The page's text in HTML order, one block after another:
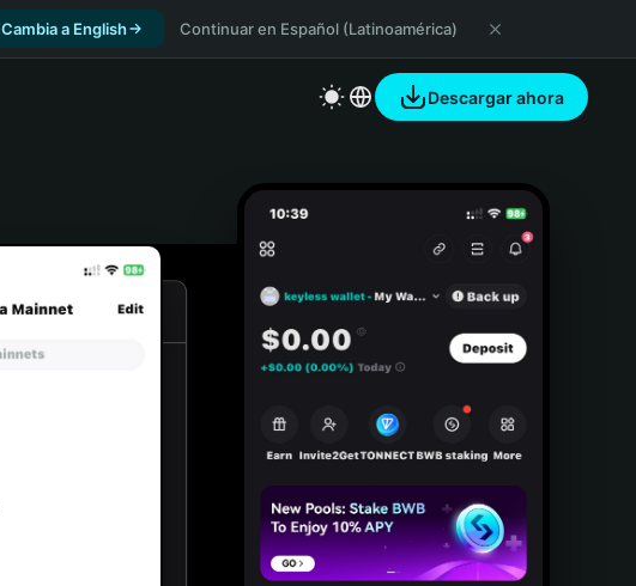
Cambia a English Continuar en Español (Latinoamérica)
Descargar ahora